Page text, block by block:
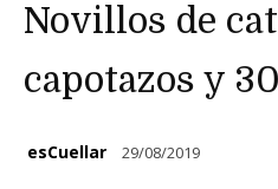
Novillos de
capotazos y
esCuellar 29/08/2019